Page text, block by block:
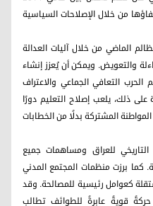
من خلال الإصلاحات السياسية
الماضي من خلال آليات العدالة
والتعويض. ويمكن أن يُعزز إنشاء
التعافي الجماعي والاعتراف
على ذلك، يلعب إصلاح التعليم دورًا
المشتركة بدلًا من الخطابات
التاريخي للعراق ومساهمات جميع
كما برزت منظمات المجتمع المدني
كعوامل رئيسية للمصالحة. وقد
جسدت احتجاجات تشرين 2019-2020 حركةً قويةً عابرةً للطوائف تطالب